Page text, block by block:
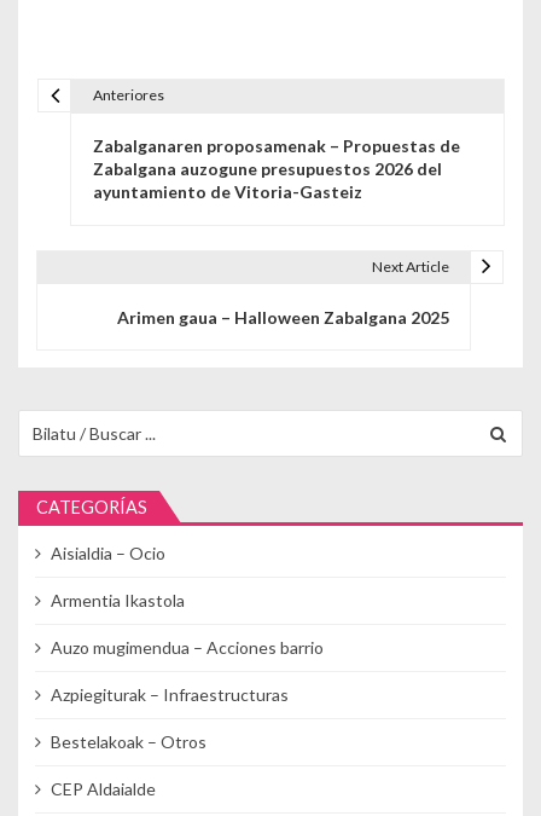
Anteriores
Zabalganaren proposamenak – Propuestas de
Zabalgana auzogune presupuestos 2026 del
ayuntamiento de Vitoria-Gasteiz
Next Article
Arimen gaua – Halloween Zabalgana 2025
CATEGORÍAS
Aisialdia – Ocio
Armentia Ikastola
Auzo mugimendua – Acciones barrio
Azpiegiturak – Infraestructuras
Bestelakoak – Otros
CEP Aldaialde